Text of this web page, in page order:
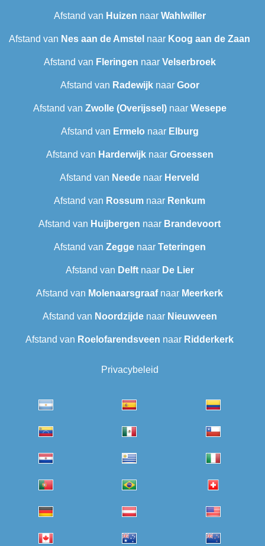
Afstand van Huizen naar Wahlwiller
Afstand van Nes aan de Amstel naar Koog aan de Zaan
Afstand van Fleringen naar Velserbroek
Afstand van Radewijknaar Goor
Afstand van Zwolle (Overijssel)naar Wesepe
Afstand van Ermelo naar Elburg
Afstand van Harderwijknaar Groessen
Afstand van Neede naar Herveld
Afstand van Rossum naar Renkum
Afstand van Huijbergen naar Brandevoort
Afstand van Zeggenaar Teteringen
Afstand van Delftnaar De Lier
Afstand van Molenaarsgraafnaar Meerkerk
Afstand van Noordzijdenaar Nieuwveen
Afstand van Roelofarendsveen naar Ridderkerk
Privacybeleid